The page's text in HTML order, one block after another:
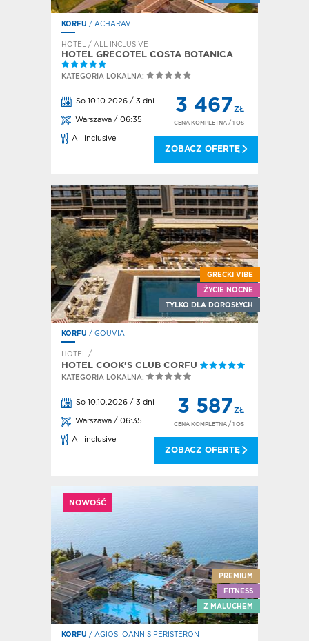
KORFU / ACHARAVI
HOTEL / ALL INCLUSIVE
HOTEL GRECOTEL COSTA BOTANICA
KATEGORIA LOKALNA:
So 10.10.2026 / 3 dni
Warszawa / 06:35
All inclusive
3 467ZŁ
CENA KOMPLETNA / 1 OS
ZOBACZ OFERTĘ
GRECKI VIBE
ŻYCIE NOCNE
TYLKO DLA DOROSŁYCH
KORFU / GOUVIA
HOTEL /
HOTEL COOK'S CLUB CORFU
KATEGORIA LOKALNA:
So 10.10.2026 / 3 dni
Warszawa / 06:35
All inclusive
3 587ZŁ
CENA KOMPLETNA / 1 OS
ZOBACZ OFERTĘ
NOWOŚĆ
PREMIUM
FITNESS
Z MALUCHEM
KORFU / AGIOS IOANNIS PERISTERON